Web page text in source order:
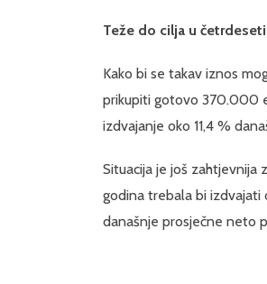
Teže do cilja u
Kako bi se takav iznos
prikupiti gotovo 370.000
izdvajanje oko 11,4 %
Situacija je još zahtjevnija
godina trebala bi izdvajati
današnje prosječne neto